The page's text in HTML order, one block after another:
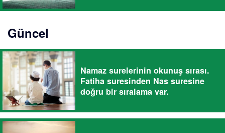
Güncel
Namaz surelerinin okunuş sırası.
Fatiha suresinden Nas suresine
doğru bir sıralama var.